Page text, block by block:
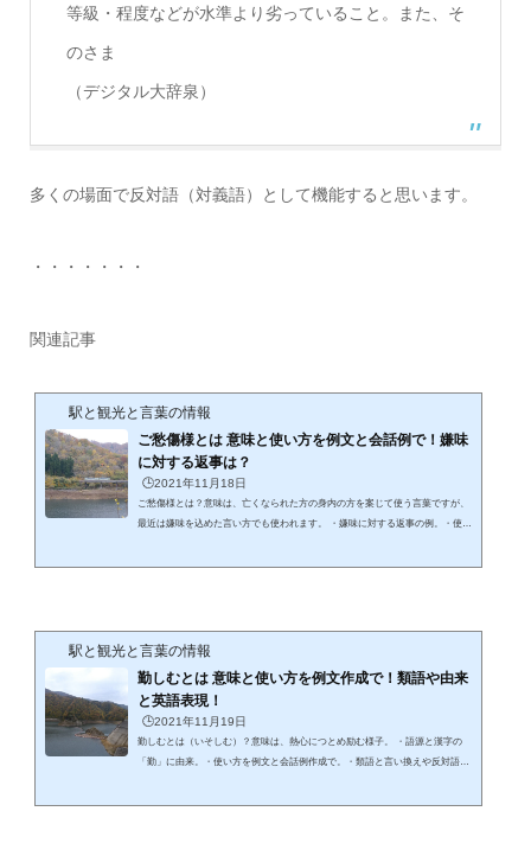
等級・程度などが水準より劣っていること。また、そ
のさま
（デジタル大辞泉）
多くの場面で反対語（対義語）として機能すると思います。
・・・・・・・
関連記事
駅と観光と言葉の情報
ご愁傷様とは 意味と使い方を例文と会話例で！嫌味
に対する返事は？
🕒️2021年11月18日
ご愁傷様とは？意味は、亡くなられた方の身内の方を案じて使う言葉ですが、
最近は嫌味を込めた言い方でも使われます。 ・嫌味に対する返事の例。・使い
人...
駅と観光と言葉の情報
勤しむとは 意味と使い方を例文作成で！類語や由来
と英語表現！
🕒️2021年11月19日
勤しむとは（いそしむ）？意味は、熱心につとめ励む様子。 ・語源と漢字の
「勤」に由来。・使い方を例文と会話例作成で。・類語と言い換えや反対語と